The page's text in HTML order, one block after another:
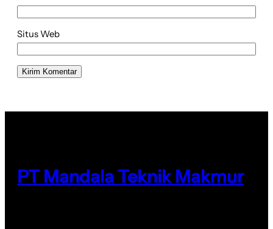
Situs Web
PT Mandala Teknik Makmur